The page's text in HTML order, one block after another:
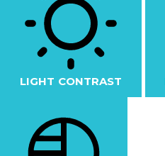
LIGHT CONTRAST